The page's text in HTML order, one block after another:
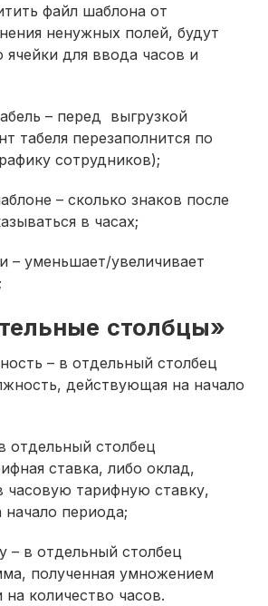
файл шаблона от
ненужных полей, будут
ячейки для ввода часов и
– перед выгрузкой
табеля перезаполнится по
сотрудников);
– сколько знаков после
в часах;
– уменьшает/увеличивает
столбцы»
– в отдельный столбец
действующая на начало
отдельный столбец
ставка, либо оклад,
часовую тарифную ставку,
периода;
– в отдельный столбец
полученная умножением
количество часов.